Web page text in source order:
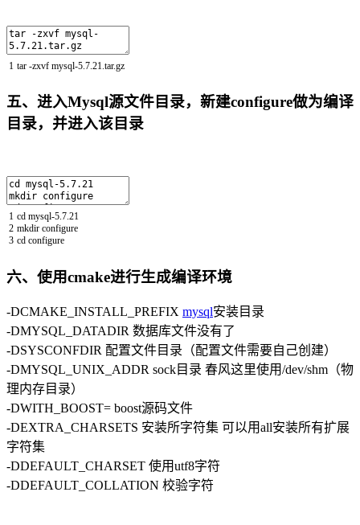
1 tar -zxvf mysql-5.7.21.tar.gz
五、进入Mysql源文件目录，新建configure做为编译
目录，并进入该目录
1
2
3
cd mysql-5.7.21
mkdir configure
cd configure
六、使用cmake进行生成编译环境
-DCMAKE_INSTALL_PREFIX mysql安装目录
-DMYSQL_DATADIR 数据库文件没有了
-DSYSCONFDIR 配置文件目录（配置文件需要自己创建）
-DMYSQL_UNIX_ADDR sock目录 春风这里使用/dev/shm（物
理内存目录）
-DWITH_BOOST= boost源码文件
-DEXTRA_CHARSETS 安装所字符集 可以用all安装所有扩展
字符集
-DDEFAULT_CHARSET 使用utf8字符
-DDEFAULT_COLLATION 校验字符